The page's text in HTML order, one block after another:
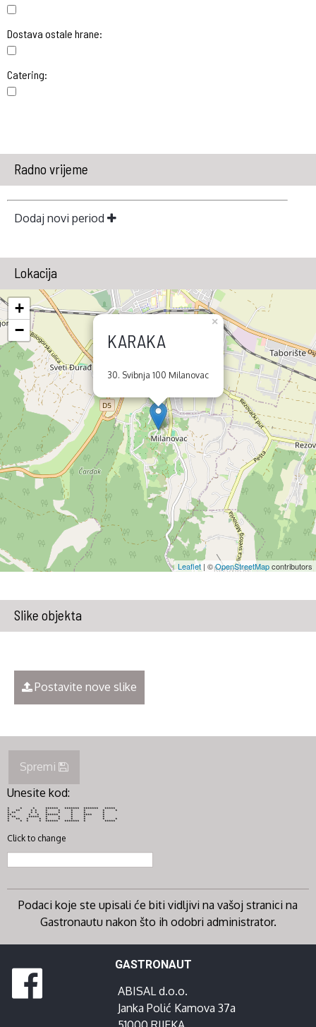
Dostava ostale hrane:
Catering:
Radno vrijeme
Dodaj novi period
Lokacija
KARAKA
30. Svibnja 100 Milanovac
×
+
−
Leaflet | ©OpenStreetMapcontributors
Slike objekta
Postavite nove slike
Spremi
Unesite kod:
* * * ****** ******* ******* *****
* ** * * * * * * * *
* ** * * * * * * *
** * * ****** * **** *
* ** ***** * * * * *
* ** * * * * * * * *
* * * * ****** ******* * *****
Click to change
Podaci koje ste upisali će biti vidljivi na vašoj stranici na
Gastronautu nakon što ih odobri administrator.
GASTRONAUT
ABISAL d.o.o.
Janka Polić Kamova 37a